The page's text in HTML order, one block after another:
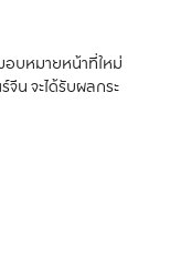
อบหมายหน้าที่ใหม่
จีน จะได้รับผลกระ